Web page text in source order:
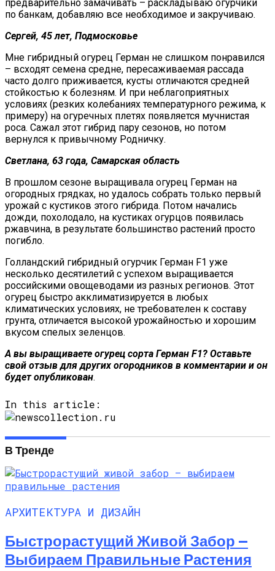
предварительно замачивать – раскладываю огурчики
по банкам, добавляю все необходимое и закручиваю.
Сергей, 45 лет, Подмосковье
Мне гибридный огурец Герман не слишком понравился
– всходят семена средне, пересаживаемая рассада
часто долго приживается, кусты отличаются средней
стойкостью к болезням. И при неблагоприятных
условиях (резких колебаниях температурного режима, к
примеру) на огуречных плетях появляется мучнистая
роса. Сажал этот гибрид пару сезонов, но потом
вернулся к привычному Родничку.
Светлана, 63 года, Самарская область
В прошлом сезоне выращивала огурец Герман на
огородных грядках, но удалось собрать только первый
урожай с кустиков этого гибрида. Потом начались
дожди, похолодало, на кустиках огурцов появилась
ржавчина, в результате большинство растений просто
погибло.
Голландский гибридный огурчик Герман F1 уже
несколько десятилетий с успехом выращивается
российскими овощеводами из разных регионов. Этот
огурец быстро акклиматизируется в любых
климатических условиях, не требователен к составу
грунта, отличается высокой урожайностью и хорошим
вкусом спелых зеленцов.
А вы выращиваете огурец сорта Герман F1? Оставьте
свой отзыв для других огородников в комментарии и он
будет опубликован.
In this article:
В Тренде
АРХИТЕКТУРА И ДИЗАЙН
Быстрорастущий Живой Забор —
Выбираем Правильные Растения